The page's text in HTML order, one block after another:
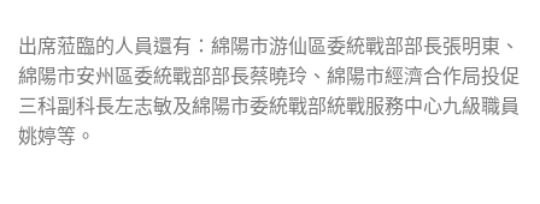
出席蒞臨的人員還有：綿陽市游仙區委統戰部部長張明東、
綿陽市安州區委統戰部部長蔡曉玲、綿陽市經濟合作局投促
三科副科長左志敏及綿陽市委統戰部統戰服務中心九級職員
姚婷等。